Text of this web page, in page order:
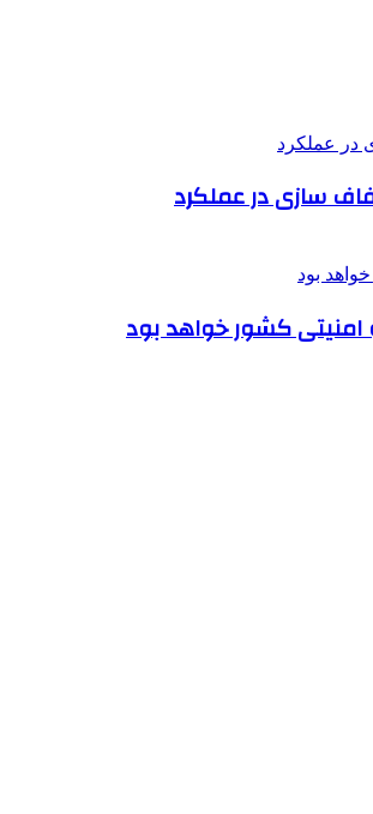
سازی در عملکرد
کشور خواهد بود